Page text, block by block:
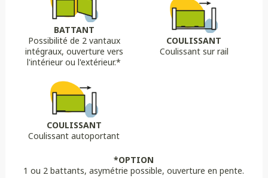
BATTANT
Possibilité de 2 vantaux
intégraux, ouverture vers
l'intérieur ou l'extérieur.*
COULISSANT
Coulissant sur rail
COULISSANT
Coulissant autoportant
*OPTION
1 ou 2 battants, asymétrie possible, ouverture en pente.
Biais bas Bombé inversé
Chapeau de gendarmeChapeau de gendarme inversé
Portail pleinPortail semi ajouré Portail ajouré
LAME
Lame 30 cm modulable
OPTION
lame ajourée
OPTION
Lame déco sur mesure
DÉCORS OPTIONS
AluminiumComposite
Pointes
Motorisation
Aluminium